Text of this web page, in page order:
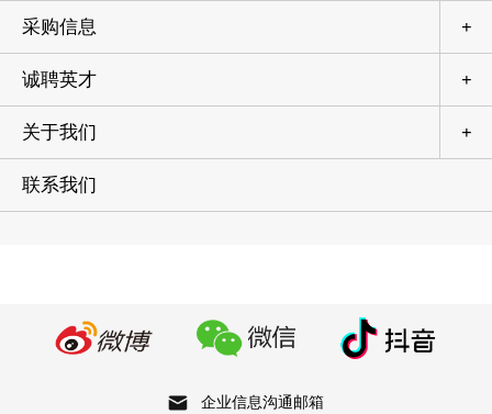
+
采购信息
+
诚聘英才
+
关于我们
联系我们
企业信息沟通邮箱